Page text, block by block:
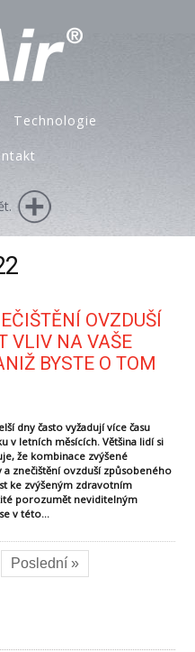
Technologie
OVZDUŠÍ
VLIV NA VAŠE
BYSTE O TOM
dny často vyžadují více času
v letních měsících. Většina lidí si
že kombinace zvýšené
znečištění ovzduší způsobeného
ke zvýšeným zdravotním
porozumět neviditelným
v této...
Poslední »